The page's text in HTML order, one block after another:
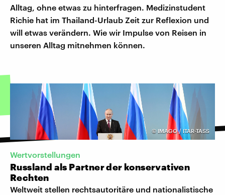
Alltag, ohne etwas zu hinterfragen. Medizinstudent
Richie hat im Thailand-Urlaub Zeit zur Reflexion und
will etwas verändern. Wie wir Impulse von Reisen in
unseren Alltag mitnehmen können.
© IMAGO / ITAR-TASS
Wertvorstellungen
Russland als Partner der konservativen
Rechten
Weltweit stellen rechtsautoritäre und nationalistische